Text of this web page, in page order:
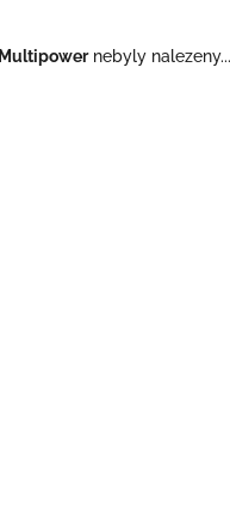
Multipowernebyly nalezeny...